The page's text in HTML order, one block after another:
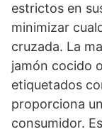
estrictos en
minimizar
cruzada. La
jamón cocido
etiquetados
proporciona
consumidor.